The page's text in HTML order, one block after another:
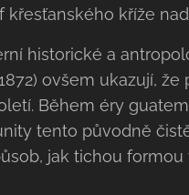
křesťanského kříže
historické a
ovšem ukazují,
Během éry
tento původně
jak tichou